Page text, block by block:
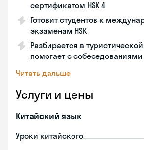
сертификатом HSK 4
Готовит студентов к
экзаменам HSK
Разбирается в
помогает с собеседованиями
Читать дальше
Услуги и цены
Китайский язык
Уроки китайского